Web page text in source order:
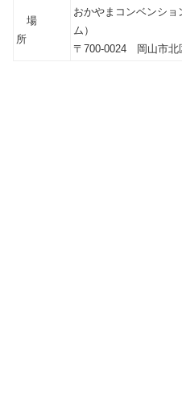
場
所
おかやまコンベンショ
ム）
〒700-0024 岡山市北